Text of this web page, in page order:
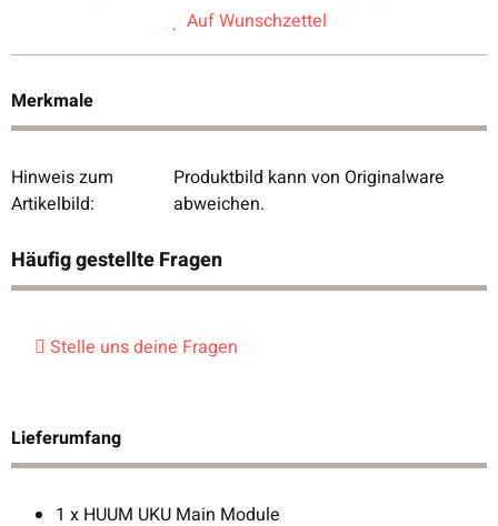
Auf Wunschzettel
Merkmale
Produkteigenschaft
Wert
Hinweis zum
Artikelbild:
Produktbild kann von Originalware
abweichen.
Häufig gestellte Fragen
Stelle uns deine Fragen
Lieferumfang
1 x HUUM UKU Main Module